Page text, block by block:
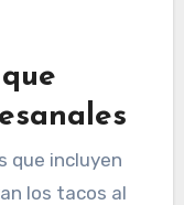
que incluyen
los tacos al